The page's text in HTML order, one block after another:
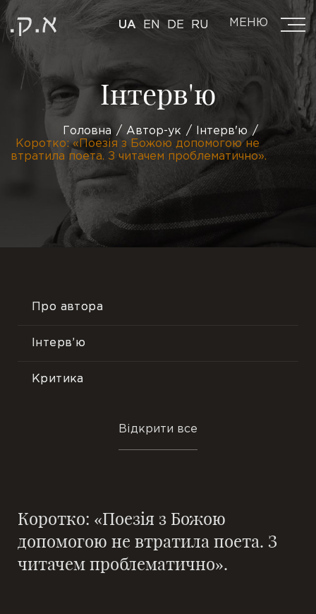
UA EN DE RU МЕНЮ
Інтерв'ю
Головна Автор-ук
Інтерв'ю
Коротко: «Поезія з Божою допомогою не
втратила поета. З читачем проблематично».
Про автора
Інтерв’ю
Критика
Відгуки
Цитати
Відкрити все
Коротко: «Поезія з Божою
допомогою не втратила поета. З
читачем проблематично».